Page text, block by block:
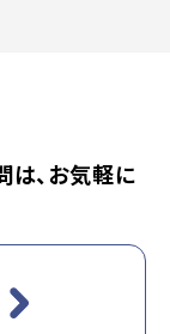
は、お気軽に